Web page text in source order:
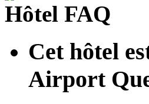
Hôtel FAQ
Cet hôtel
Airport